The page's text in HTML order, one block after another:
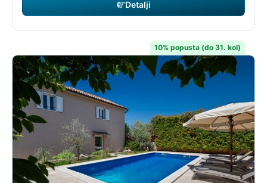
Detalji
10% popusta (do 31. kol)